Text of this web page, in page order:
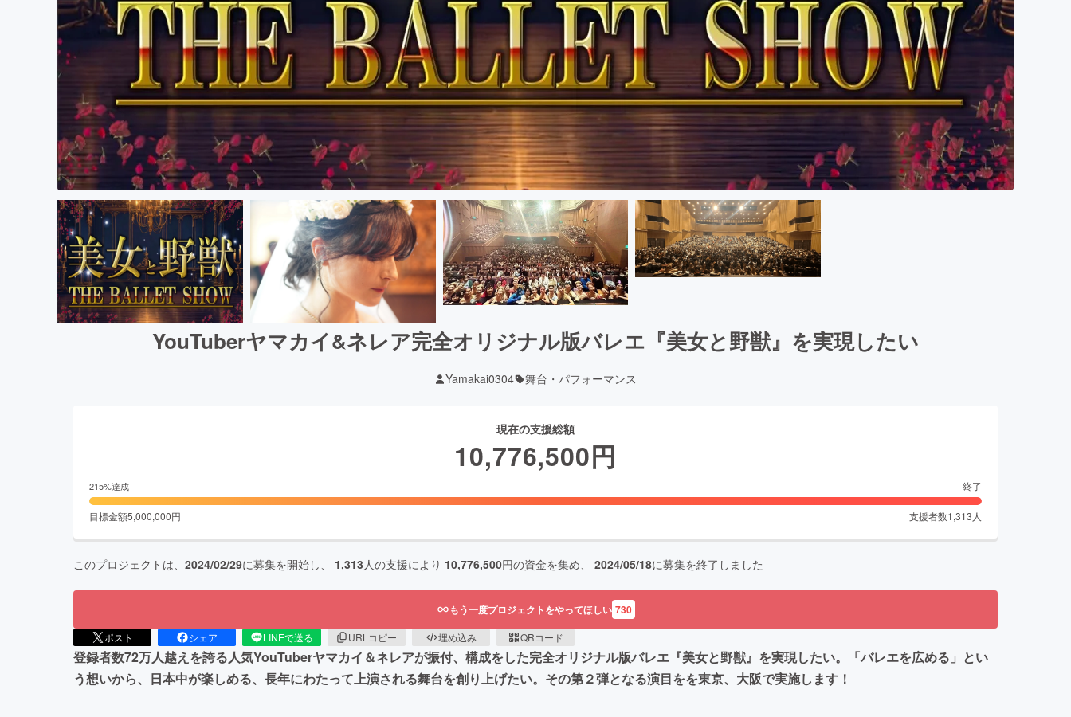
YouTuberヤマカイ&ネレア完全オリジナル版バレエ『美女と野獣』を実現したい
Yamakai0304 舞台・パフォーマンス
現在の支援総額
10,776,500円
215%達成 終了
目標金額5,000,000円 支援者数1,313 人
このプロジェクトは、 2024/02/29に募集を開始し、 1,313人の支援により 10,776,500円の資金を集め、 2024/05/18に募集を終了しました
もう一度プロジェクトをやってほしい 730
ポスト シェア LINEで送る URLコピー 埋め込み QRコード
登録者数72万人越えを誇る人気YouTuberヤマカイ＆ネレアが振付、構成をした完全オリジナル版バレエ『美女と野獣』を実現したい。「バレエを広める」とい
う想いから、日本中が楽しめる、長年にわたって上演される舞台を創り上げたい。その第２弾となる演目をを東京、大阪で実施します！